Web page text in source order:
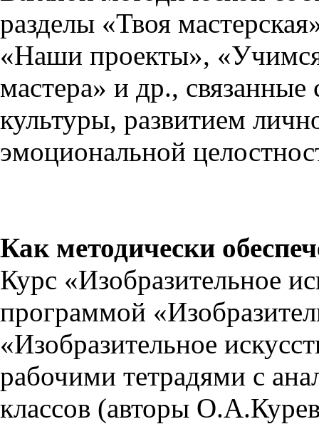
разделы «Твоя
«Наши проекты»,
мастера» и др.,
культуры, развитием
эмоциональной
Как методически
Курс «Изобразительное
программой
«Изобразительное
рабочими тетрадями с
классов (авторы